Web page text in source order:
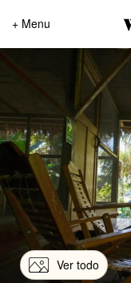
+ Menu
Ver todo